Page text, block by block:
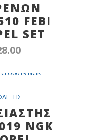
FEBI
SET
Η
τιμή
NGK